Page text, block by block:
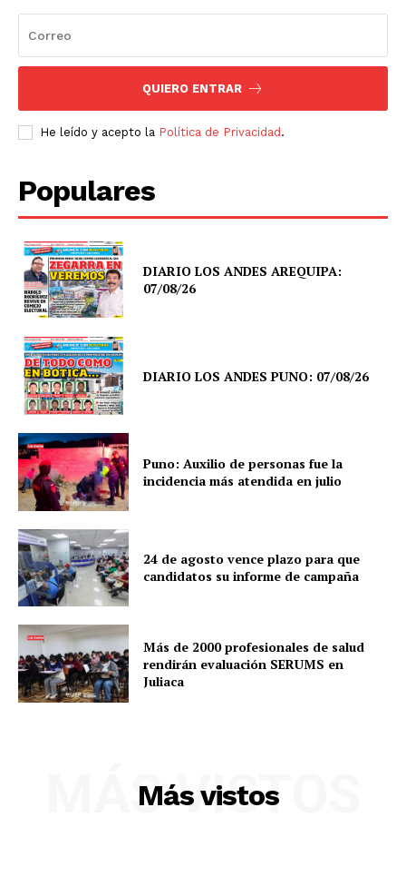
QUIERO ENTRAR
He leído y acepto la Política de Privacidad.
Populares
DIARIO LOS ANDES AREQUIPA:
07/08/26
DIARIO LOS ANDES PUNO: 07/08/26
Puno: Auxilio de personas fue la
incidencia más atendida en julio
24 de agosto vence plazo para que
candidatos su informe de campaña
Más de 2000 profesionales de salud
rendirán evaluación SERUMS en
Juliaca
Más vistos
MÁS VISTOS